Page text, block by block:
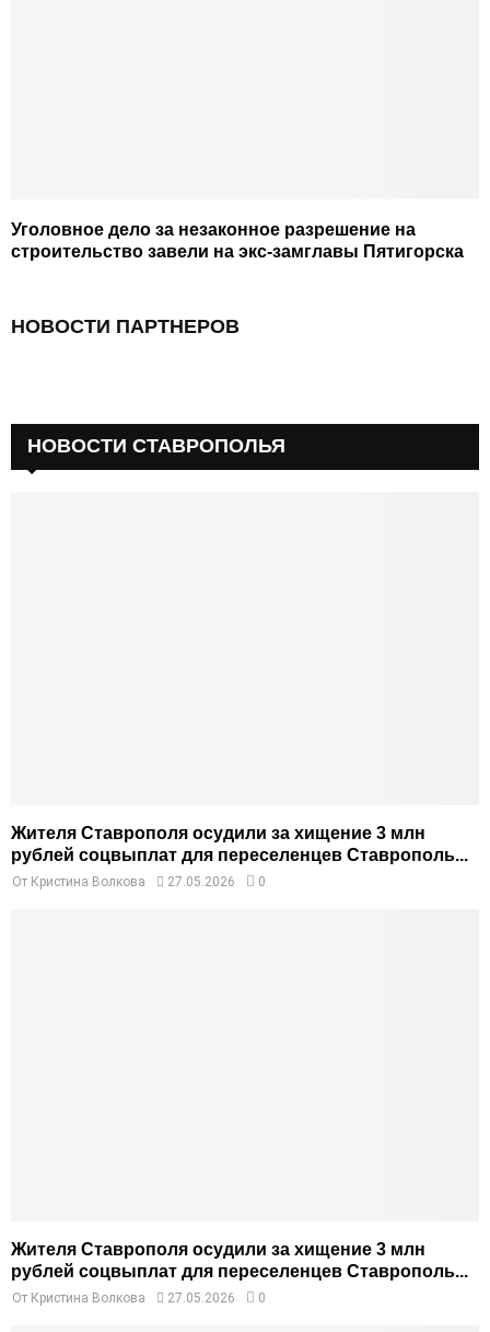
Уголовное дело за незаконное разрешение на
строительство завели на экс-замглавы Пятигорска
НОВОСТИ ПАРТНЕРОВ
НОВОСТИ СТАВРОПОЛЬЯ
Жителя Ставрополя осудили за хищение 3 млн
рублей соцвыплат для переселенцев Ставрополь...
От Кристина Волкова 27.05.2026 0
Жителя Ставрополя осудили за хищение 3 млн
рублей соцвыплат для переселенцев Ставрополь...
От Кристина Волкова 27.05.2026 0